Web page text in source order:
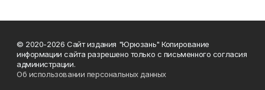
© 2020-2026 Сайт издания "Юрюзань" Копирование
информации сайта разрешено только с письменного согласия
администрации.
Об использовании персональных данных